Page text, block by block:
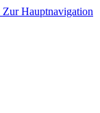
Zur Hauptnavigation